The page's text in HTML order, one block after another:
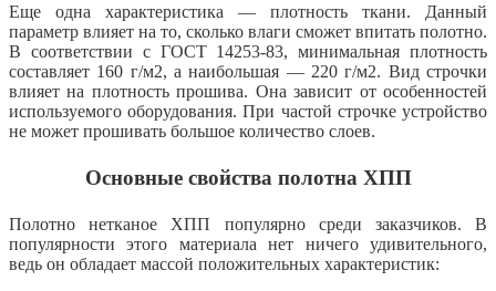
Еще одна характеристика — плотность ткани. Данный
параметр влияет на то, сколько влаги сможет впитать полотно.
В соответствии с ГОСТ 14253-83, минимальная плотность
составляет 160 г/м2, а наибольшая — 220 г/м2. Вид строчки
влияет на плотность прошива. Она зависит от особенностей
используемого оборудования. При частой строчке устройство
не может прошивать большое количество слоев.
Основные свойства полотна ХПП
Полотно нетканое ХПП популярно среди заказчиков. В
популярности этого материала нет ничего удивительного,
ведь он обладает массой положительных характеристик: